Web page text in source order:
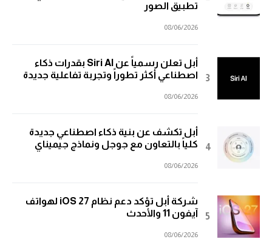
تطبيق الصور
08/06/2026
أبل تعلن رسمياً عن Siri AI بقدرات ذكاء
اصطناعي أكثر تطوراً وتجربة تفاعلية جديدة
08/06/2026
أبل تكشف عن بنية ذكاء اصطناعي جديدة
كلياً بالتعاون مع جوجل ونماذج جيميناي
08/06/2026
شركة أبل تؤكد دعم نظام iOS 27 لهواتف
آيفون 11 والأحدث
08/06/2026